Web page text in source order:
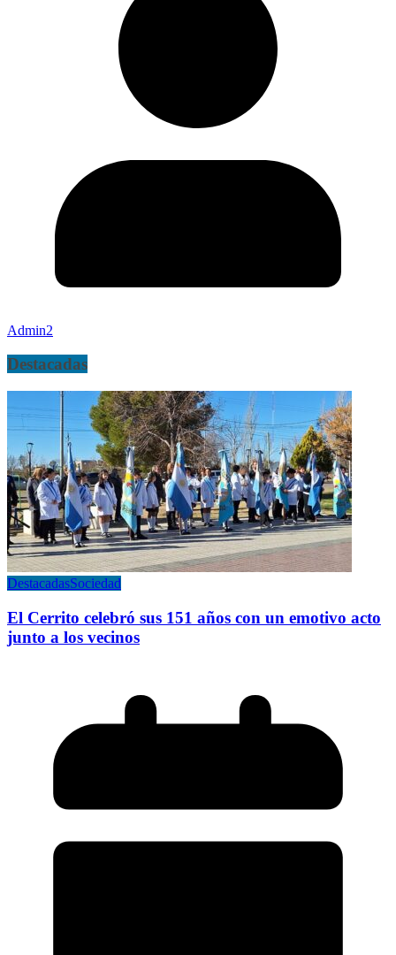
Admin2
Destacadas
DestacadasSociedad
El Cerrito celebró sus 151 años con un emotivo acto
junto a los vecinos